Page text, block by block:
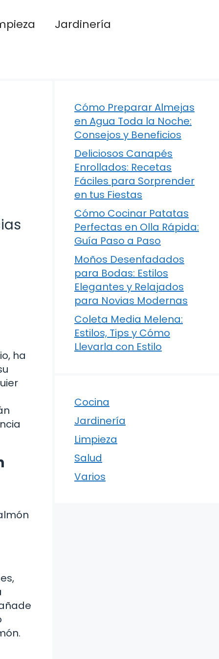
Jardinería
ha
Cómo Preparar Almejas
en Agua Toda la Noche:
Consejos y Beneficios
Deliciosos Canapés
Enrollados: Recetas
Fáciles para Sorprender
en tus Fiestas
Cómo Cocinar Patatas
Perfectas en Olla Rápida:
Guía Paso a Paso
Moños Desenfadados
para Bodas: Estilos
Elegantes y Relajados
para Novias Modernas
Coleta Media Melena:
Estilos, Tips y Cómo
Llevarla con Estilo
Cocina
Jardinería
Limpieza
Salud
Varios